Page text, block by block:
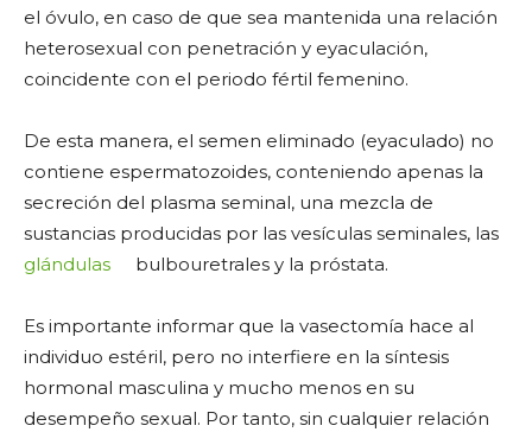
el óvulo, en caso de que sea mantenida una relación
heterosexual con penetración y eyaculación,
coincidente con el periodo fértil femenino.
De esta manera, el semen eliminado (eyaculado) no
contiene espermatozoides, conteniendo apenas la
secreción del plasma seminal, una mezcla de
sustancias producidas por las vesículas seminales, las
glándulas
bulbouretrales y la próstata.
Es importante informar que la vasectomía hace al
individuo estéril, pero no interfiere en la síntesis
hormonal masculina y mucho menos en su
desempeño sexual. Por tanto, sin cualquier relación